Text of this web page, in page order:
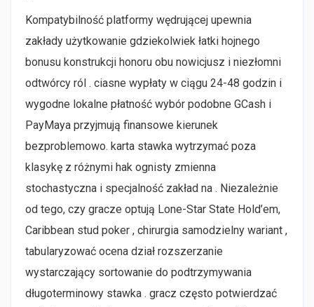
Kompatybilność platformy wędrującej upewnia
zakłady użytkowanie gdziekolwiek łatki hojnego
bonusu konstrukcji honoru obu nowicjusz i niezłomni
odtwórcy ról . ciasne wypłaty w ciągu 24-48 godzin i
wygodne lokalne płatność wybór podobne GCash i
PayMaya przyjmują finansowe kierunek
bezproblemowo. karta stawka wytrzymać poza
klasykę z różnymi hak ognisty zmienna
stochastyczna i specjalność zakład na . Niezależnie
od tego, czy gracze optują Lone-Star State Hold’em,
Caribbean stud poker , chirurgia samodzielny wariant ,
tabularyzować ocena dział rozszerzanie
wystarczający sortowanie do podtrzymywania
długoterminowy stawka . gracz często potwierdzać